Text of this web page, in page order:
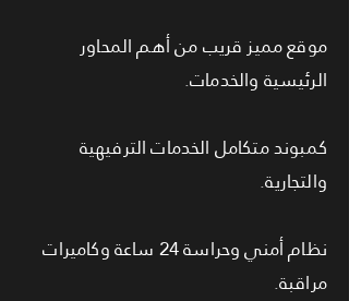
موقع مميز قريب من أهم المحاور
الرئيسية والخدمات.
كمبوند متكامل الخدمات الترفيهية
والتجارية.
نظام أمني وحراسة 24 ساعة وكاميرات
مراقبة.